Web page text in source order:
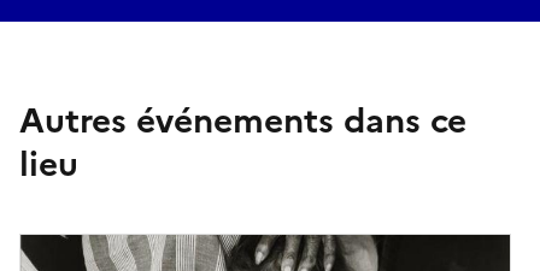
Autres événements dans ce
lieu